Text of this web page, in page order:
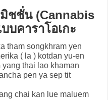
ชชั่น (Cannabis
บคาราโอเกะ
tham songkhram yen
( la ) kotdan yu-en
thai lao khaman
pen ya sep tit
chai kan lue maluem